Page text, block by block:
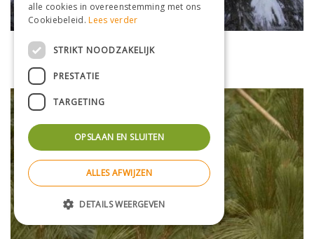
Den
alle cookies in overeenstemming met ons
Cookiebeleid.Lees verder
STRIKT NOODZAKELIJK
PRESTATIE
TARGETING
OPSLAAN EN SLUITEN
ALLES AFWIJZEN
DETAILS WEERGEVEN